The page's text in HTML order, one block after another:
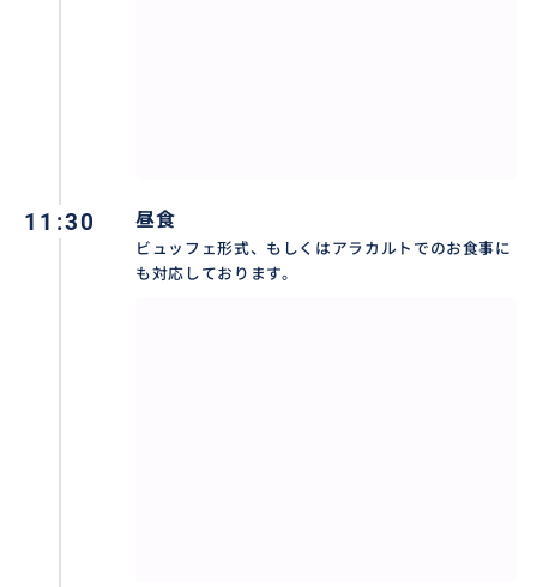
11:30 昼食
ビュッフェ形式、もしくはアラカルトでのお食事に
も対応しております。